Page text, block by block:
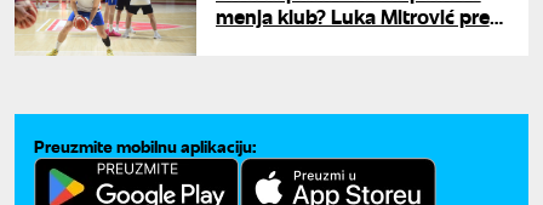
menja klub? Luka Mitrović pred
Preuzmite mobilnu aplikaciju: